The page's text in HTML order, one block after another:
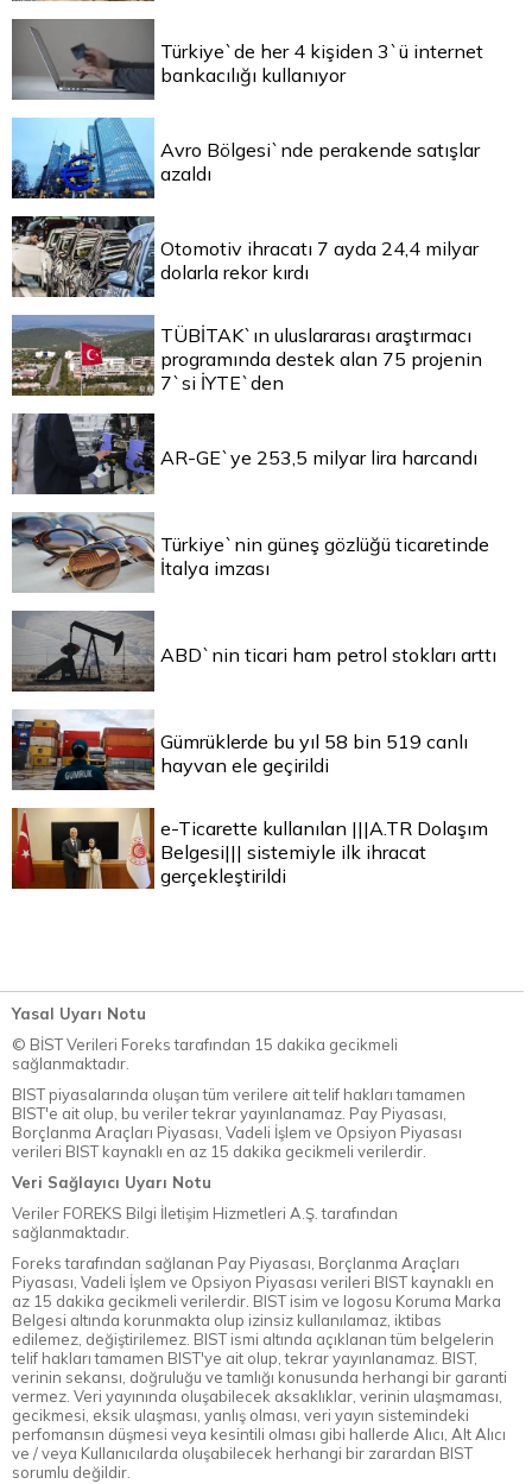
Türkiye`de her 4 kişiden 3`ü internet
bankacılığı kullanıyor
Avro Bölgesi`nde perakende satışlar
azaldı
Otomotiv ihracatı 7 ayda 24,4 milyar
dolarla rekor kırdı
TÜBİTAK`ın uluslararası araştırmacı
programında destek alan 75 projenin
7`si İYTE`den
AR-GE`ye 253,5 milyar lira harcandı
Türkiye`nin güneş gözlüğü ticaretinde
İtalya imzası
ABD`nin ticari ham petrol stokları arttı
Gümrüklerde bu yıl 58 bin 519 canlı
hayvan ele geçirildi
e-Ticarette kullanılan |||A.TR Dolaşım
Belgesi||| sistemiyle ilk ihracat
gerçekleştirildi
Yasal Uyarı Notu
© BİST Verileri Foreks tarafından 15 dakika gecikmeli
sağlanmaktadır.
BIST piyasalarında oluşan tüm verilere ait telif hakları tamamen
BIST'e ait olup, bu veriler tekrar yayınlanamaz. Pay Piyasası,
Borçlanma Araçları Piyasası, Vadeli İşlem ve Opsiyon Piyasası
verileri BIST kaynaklı en az 15 dakika gecikmeli verilerdir.
Veri Sağlayıcı Uyarı Notu
Veriler FOREKS Bilgi İletişim Hizmetleri A.Ş. tarafından
sağlanmaktadır.
Foreks tarafından sağlanan Pay Piyasası, Borçlanma Araçları
Piyasası, Vadeli İşlem ve Opsiyon Piyasası verileri BIST kaynaklı en
az 15 dakika gecikmeli verilerdir. BIST isim ve logosu Koruma Marka
Belgesi altında korunmakta olup izinsiz kullanılamaz, iktibas
edilemez, değiştirilemez. BIST ismi altında açıklanan tüm belgelerin
telif hakları tamamen BIST'ye ait olup, tekrar yayınlanamaz. BIST,
verinin sekansı, doğruluğu ve tamlığı konusunda herhangi bir garanti
vermez. Veri yayınında oluşabilecek aksaklıklar, verinin ulaşmaması,
gecikmesi, eksik ulaşması, yanlış olması, veri yayın sistemindeki
perfomansın düşmesi veya kesintili olması gibi hallerde Alıcı, Alt Alıcı
ve / veya Kullanıcılarda oluşabilecek herhangi bir zarardan BIST
sorumlu değildir.